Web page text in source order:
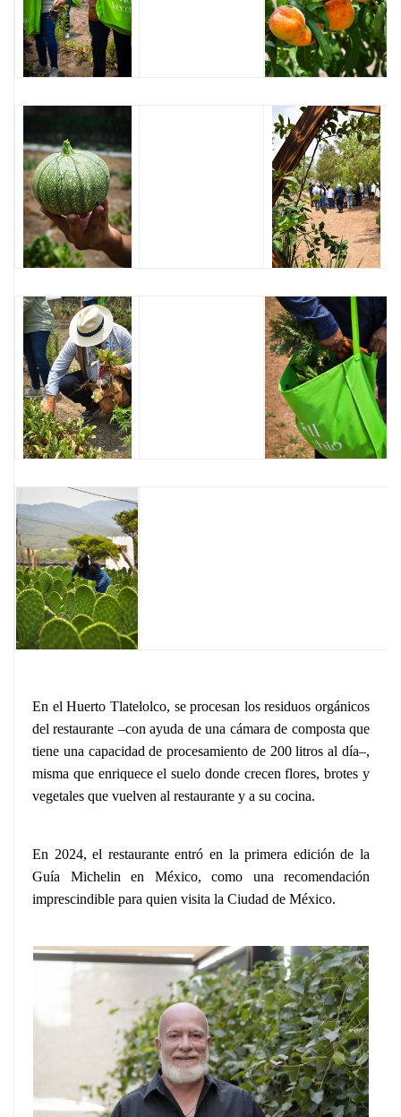
En el Huerto Tlatelolco, se procesan los residuos orgánicos
del restaurante –con ayuda de una cámara de composta que
tiene una capacidad de procesamiento de 200 litros al día–,
misma que enriquece el suelo donde crecen flores, brotes y
vegetales que vuelven al restaurante y a su cocina.
En 2024, el restaurante entró en la primera edición de la
Guía Michelin en México, como una recomendación
imprescindible para quien visita la Ciudad de México.